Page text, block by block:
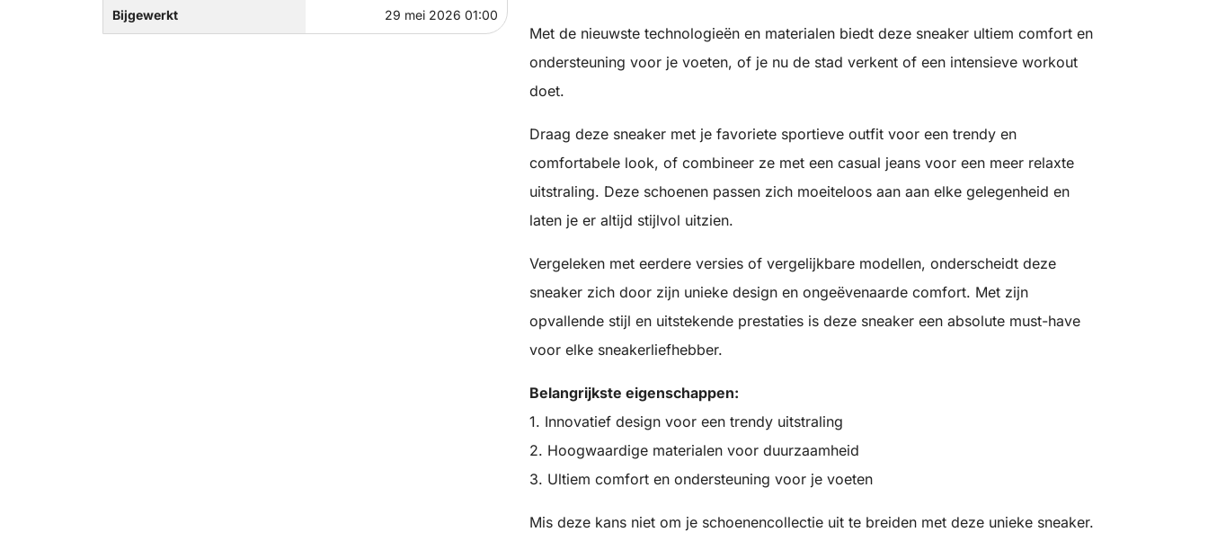
Bijgewerkt 29 mei 2026 01:00
Met de nieuwste technologieën en materialen biedt deze sneaker ultiem comfort en
ondersteuning voor je voeten, of je nu de stad verkent of een intensieve workout
doet.
Draag deze sneaker met je favoriete sportieve outfit voor een trendy en
comfortabele look, of combineer ze met een casual jeans voor een meer relaxte
uitstraling. Deze schoenen passen zich moeiteloos aan aan elke gelegenheid en
laten je er altijd stijlvol uitzien.
Vergeleken met eerdere versies of vergelijkbare modellen, onderscheidt deze
sneaker zich door zijn unieke design en ongeëvenaarde comfort. Met zijn
opvallende stijl en uitstekende prestaties is deze sneaker een absolute must-have
voor elke sneakerliefhebber.
Belangrijkste eigenschappen:
1. Innovatief design voor een trendy uitstraling
2. Hoogwaardige materialen voor duurzaamheid
3. Ultiem comfort en ondersteuning voor je voeten
Mis deze kans niet om je schoenencollectie uit te breiden met deze unieke sneaker.